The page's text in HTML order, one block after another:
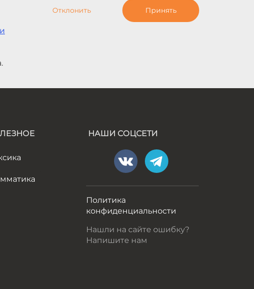
Отклонить Принять
НАШИ СОЦСЕТИ
Политика
конфиденциальности
Нашли на сайте ошибку?
Напишите нам